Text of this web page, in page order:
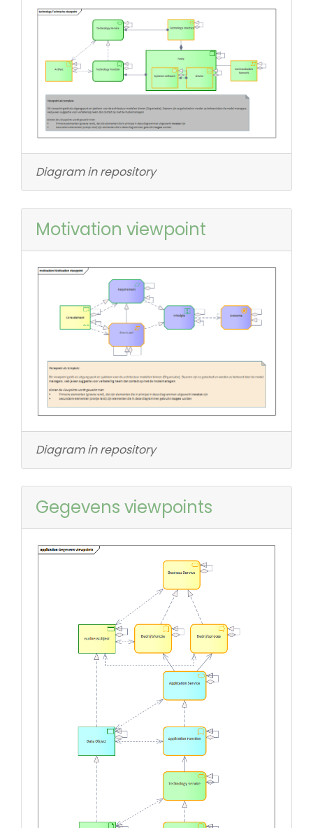
Diagram in repository
Motivation viewpoint
Diagram in repository
Gegevens viewpoints